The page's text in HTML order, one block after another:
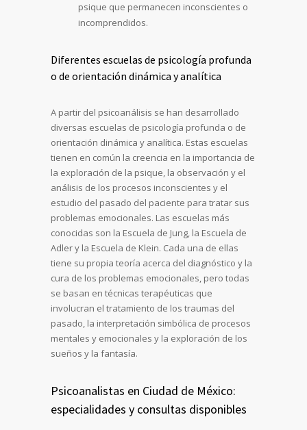
psique que permanecen inconscientes o
incomprendidos.
Diferentes escuelas de psicología profunda
o de orientación dinámica y analítica
A partir del psicoanálisis se han desarrollado
diversas escuelas de psicología profunda o de
orientación dinámica y analítica. Estas escuelas
tienen en común la creencia en la importancia de
la exploración de la psique, la observación y el
análisis de los procesos inconscientes y el
estudio del pasado del paciente para tratar sus
problemas emocionales. Las escuelas más
conocidas son la Escuela de Jung, la Escuela de
Adler y la Escuela de Klein. Cada una de ellas
tiene su propia teoría acerca del diagnóstico y la
cura de los problemas emocionales, pero todas
se basan en técnicas terapéuticas que
involucran el tratamiento de los traumas del
pasado, la interpretación simbólica de procesos
mentales y emocionales y la exploración de los
sueños y la fantasía.
Psicoanalistas en Ciudad de México:
especialidades y consultas disponibles